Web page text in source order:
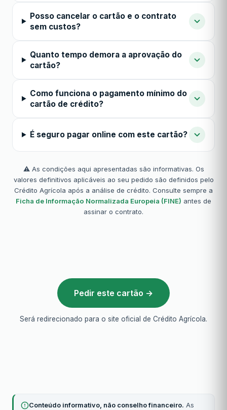
Posso cancelar o cartão e o contrato
sem custos?
Quanto tempo demora a aprovação do
cartão?
Como funciona o pagamento mínimo do
cartão de crédito?
É seguro pagar online com este cartão?
⚠️ As condições aqui apresentadas são informativas. Os
valores definitivos aplicáveis ao seu pedido são definidos pelo
Crédito Agrícola após a análise de crédito. Consulte sempre a
Ficha de Informação Normalizada Europeia (FINE) antes de
assinar o contrato.
Pedir este cartão →
Será redirecionado para o site oficial de Crédito Agrícola.
Conteúdo informativo, não conselho financeiro. As